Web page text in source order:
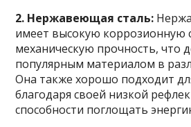
2. Нержавеющая сталь:
имеет высокую коррозионную
механическую прочность, что
популярным материалом в
Она также хорошо подходит
благодаря своей низкой
способности поглощать